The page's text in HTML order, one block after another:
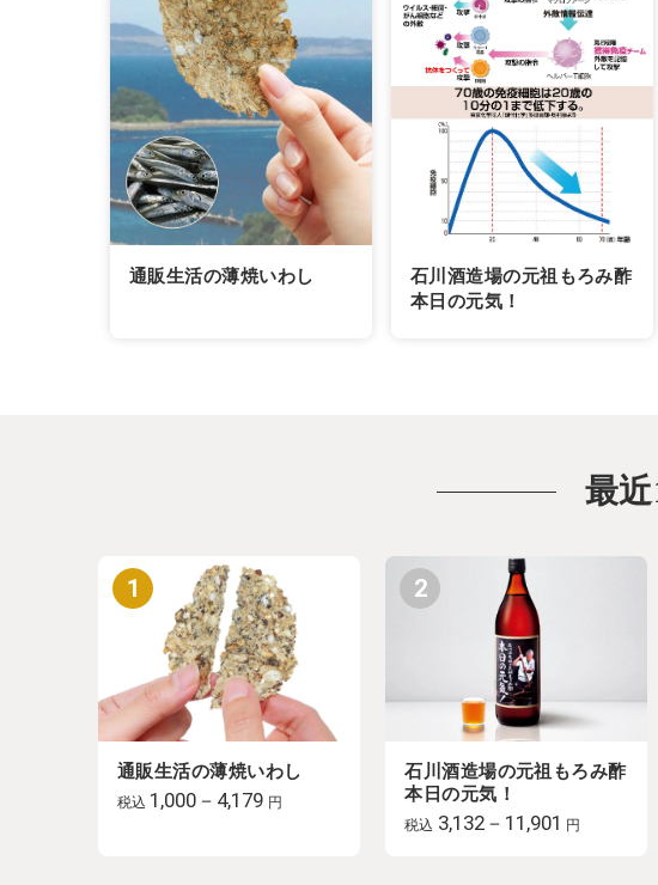
通販生活の薄焼いわし
石川酒造場の元祖もろみ酢
本日の元気！
最
通販生活の薄焼いわし
税込 1,000－4,179 円
1
石川酒造場の元祖もろみ酢
本日の元気！
税込 3,132－11,901 円
2